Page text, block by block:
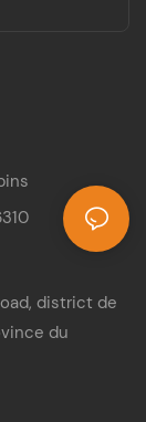
district de
du